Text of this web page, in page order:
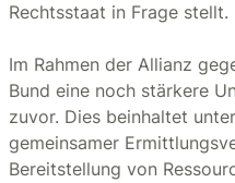
Rechtsstaat in Frage stellt.
Im Rahmen der Allianz
Bund eine noch stärkere
zuvor. Dies beinhaltet
gemeinsamer
Bereitstellung von